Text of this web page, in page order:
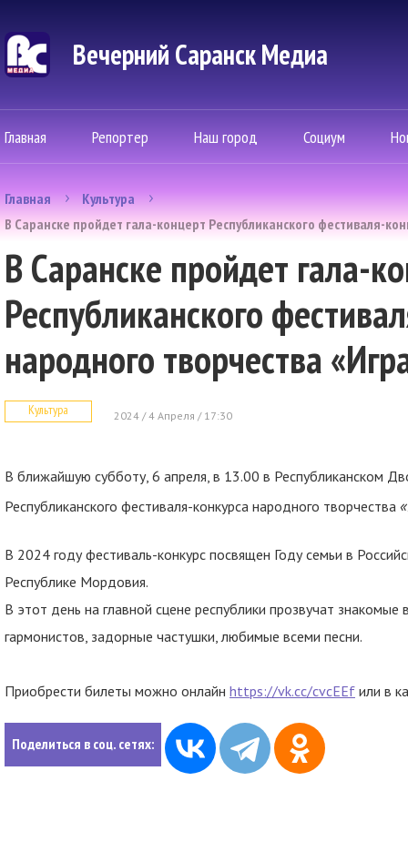
Вечерний Саранск Mедиа
Главная Репортер Наш город Социум
Главная
Культура
В Саранске пройдет гала-концерт Республиканского фестиваля-
В Саранске пройдет гала-
Республиканского
народного творчества
Культура 2024 / 4 Апреля / 17:30
В ближайшую субботу, 6 апреля, в 13.00 в Республиканском
Республиканского фестиваля-конкурса народного творчества «
В 2024 году фестиваль-конкурс посвящен Году семьи в
Республике Мордовия.
В этот день на главной сцене республики прозвучат
гармонистов, задорные частушки, любимые всеми песни.
Приобрести билеты можно онлайн https://vk.cc/cvcEEf или в
Поделиться в соц. сетях: